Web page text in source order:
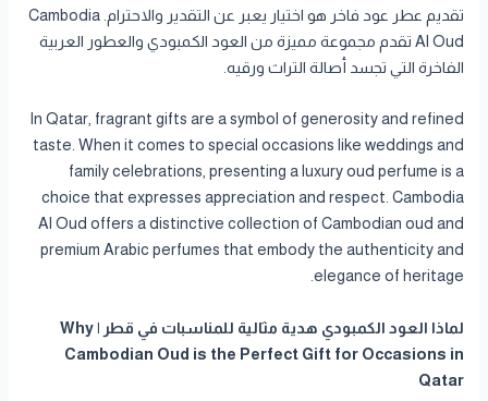
تقديم عطر عود فاخر هو اختيار يعبر عن التقدير والاحترام. Cambodia
Al Oud تقدم مجموعة مميزة من العود الكمبودي والعطور العربية
الفاخرة التي تجسد أصالة التراث ورقيه.
In Qatar, fragrant gifts are a symbol of generosity and refined
taste. When it comes to special occasions like weddings and
family celebrations, presenting a luxury oud perfume is a
choice that expresses appreciation and respect. Cambodia
Al Oud offers a distinctive collection of Cambodian oud and
premium Arabic perfumes that embody the authenticity and
elegance of heritage.
لماذا العود الكمبودي هدية مثالية للمناسبات في قطر | Why
Cambodian Oud is the Perfect Gift for Occasions in
Qatar